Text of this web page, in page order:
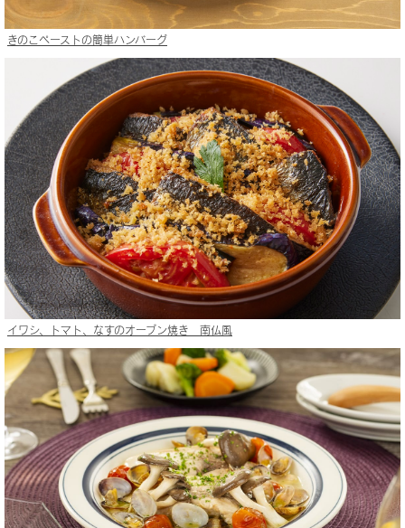
きのこペーストの簡単ハンバーグ
イワシ、トマト、なすのオーブン焼き 南仏風